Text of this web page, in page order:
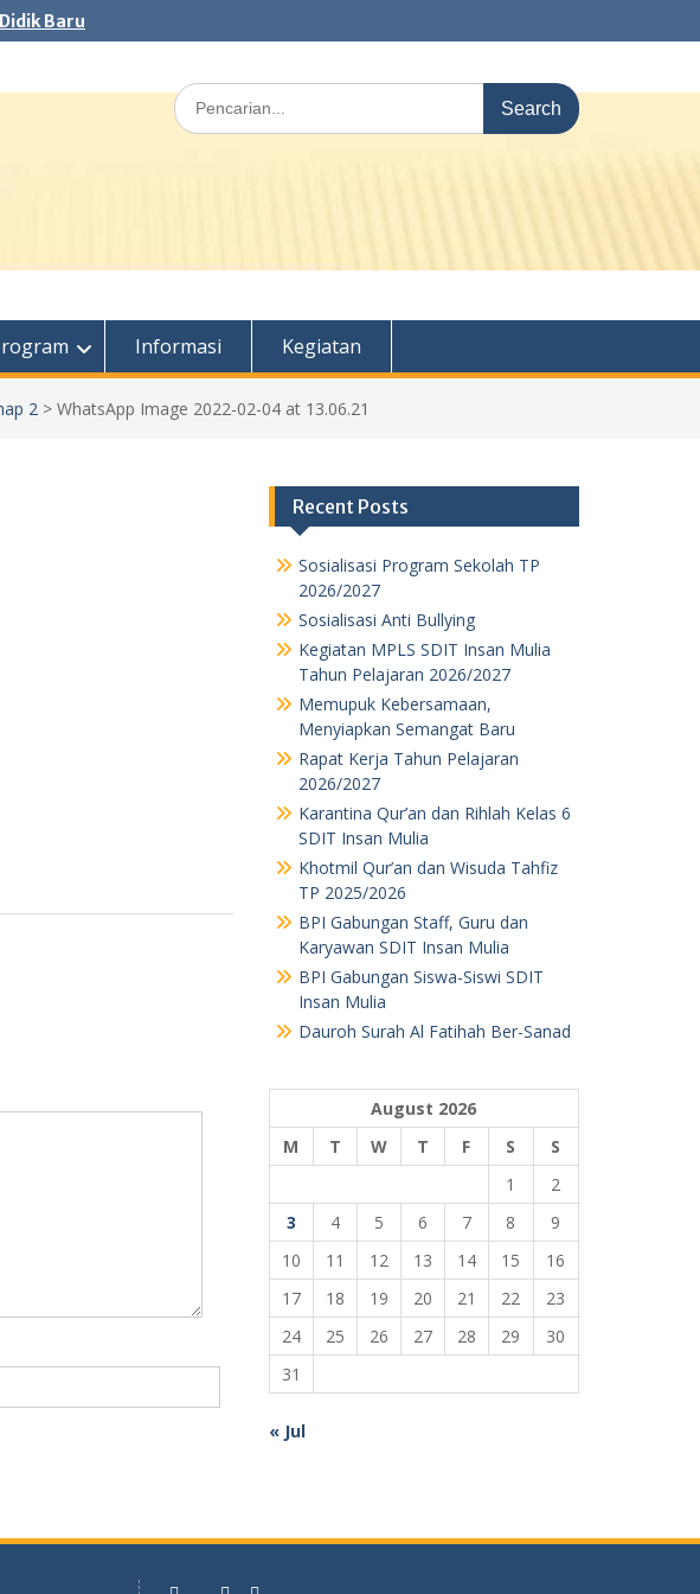
Baru
Search
for:
Informasi Kegiatan
2 > WhatsApp Image 2022-02-04 at 13.06.21
Recent Posts
Sosialisasi Program Sekolah TP
2026/2027
Sosialisasi Anti Bullying
Kegiatan MPLS SDIT Insan Mulia
Tahun Pelajaran 2026/2027
Memupuk Kebersamaan,
Menyiapkan Semangat Baru
Rapat Kerja Tahun Pelajaran
2026/2027
Karantina Qur’an dan Rihlah Kelas 6
SDIT Insan Mulia
Khotmil Qur’an dan Wisuda Tahfiz
TP 2025/2026
BPI Gabungan Staff, Guru dan
Karyawan SDIT Insan Mulia
BPI Gabungan Siswa-Siswi SDIT
Insan Mulia
Dauroh Surah Al Fatihah Ber-Sanad
August 2026
M
T W T F S
S
1
2
3
4 5 6 7 8
9
10
11 12 13 14 15
16
17
18 19 20 21 22
23
24
25 26 27 28 29
30
31
« Jul